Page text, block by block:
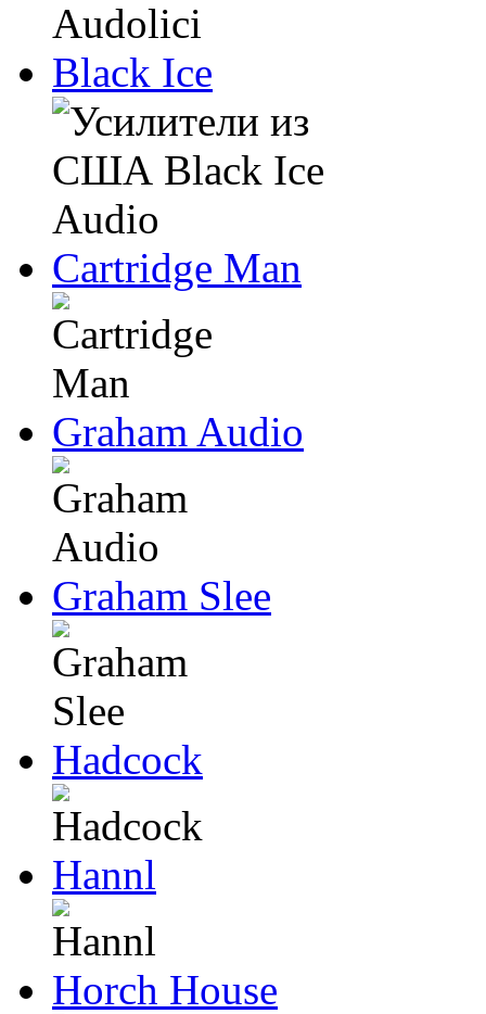
Black Ice
Cartridge Man
Graham Audio
Graham Slee
Hadcock
Hannl
Horch House